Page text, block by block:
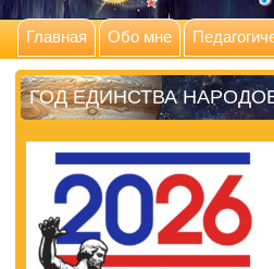
Главная Обо мне
ГОД ЕДИНСТВА